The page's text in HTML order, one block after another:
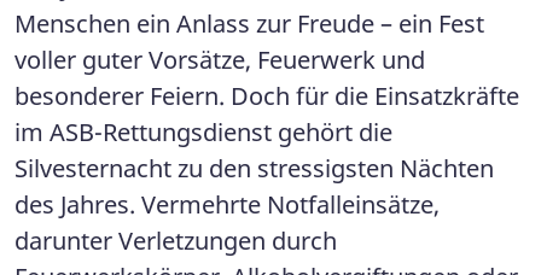
Menschen ein Anlass zur Freude – ein Fest
voller guter Vorsätze, Feuerwerk und
besonderer Feiern. Doch für die Einsatzkräfte
im ASB-Rettungsdienst gehört die
Silvesternacht zu den stressigsten Nächten
des Jahres. Vermehrte Notfalleinsätze,
darunter Verletzungen durch